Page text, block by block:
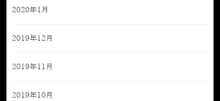
2020年1月
2019年12月
2019年11月
2019年10月